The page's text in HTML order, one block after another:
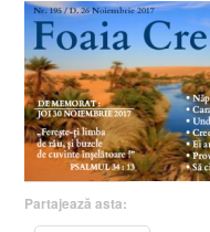
Partajează asta: